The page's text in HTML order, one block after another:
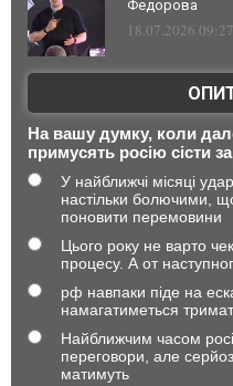
Федорова
18.07.2026 09:27
На вашу думку, коли
примусять росію сісти
У найближчі місяці
настільки болючими,
поновити перемовини
Цього року не варто
процесу. А от
рф навпаки піде на
намагатиметься
Найближчим часом
переговори, але
матимуть